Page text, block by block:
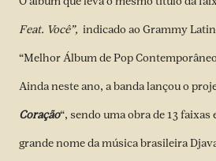
Feat. Você”, indicado ao Grammy
“Melhor Álbum de Pop
Ainda neste ano, a banda lançou o
Coração“, sendo uma obra de 13
grande nome da música brasileira